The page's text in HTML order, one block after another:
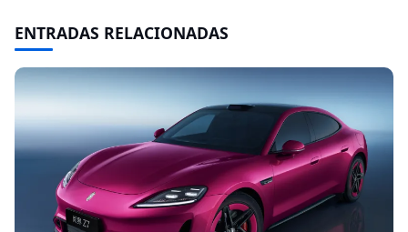
ENTRADAS RELACIONADAS